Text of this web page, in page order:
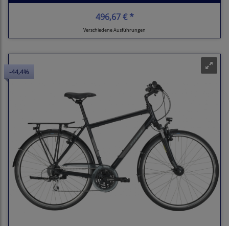
496,67 € *
Verschiedene Ausführungen
-44,4%